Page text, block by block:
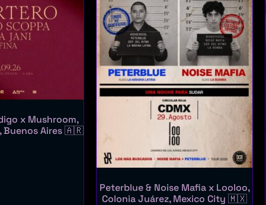
x Mushroom,
Buenos Aires 🇦🇷
Peterblue & Noise Mafia x Looloo,
Colonia Juárez, Mexico City 🇲🇽